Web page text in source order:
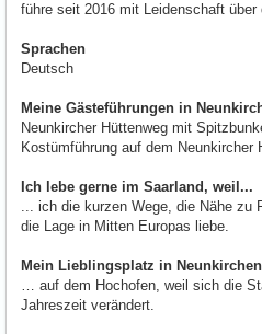
führe seit 2016 mit Leidenschaft über
Sprachen
Deutsch
Meine Gästeführungen in
Neunkircher Hüttenweg mit
Kostümführung auf dem Neunkircher
Ich lebe gerne im Saarland, weil...
... ich die kurzen Wege, die Nähe zu
die Lage in Mitten Europas liebe.
Mein Lieblingsplatz in
… auf dem Hochofen, weil sich die
Jahreszeit verändert.